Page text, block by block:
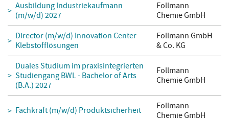
Ausbildung Industriekaufmann
(m/w/d) 2027
Follmann
Chemie GmbH
Director (m/w/d) Innovation Center
Klebstofflösungen
Follmann GmbH
& Co. KG
Duales Studium im praxisintegrierten
Studiengang BWL - Bachelor of Arts
(B.A.) 2027
Follmann
Chemie GmbH
Fachkraft (m/w/d) Produktsicherheit
Follmann
Chemie GmbH